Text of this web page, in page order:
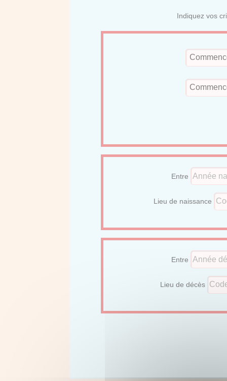
Indiquez vos
Entre
Lieu de naissance
Entre
Lieu de décès